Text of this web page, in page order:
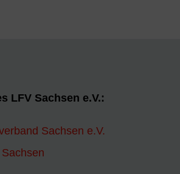
LFV Sachsen e.V.:
Sachsen e.V.